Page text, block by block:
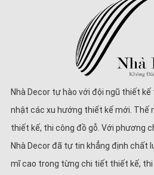
Nhà Decor tự hào với đội ngũ thiết
nhật các xu hướng thiết kế mới. Thế
thiết kế, thi công đồ gỗ. Với phương
Nhà Decor đã tự tin khẳng định chất
mĩ cao trong từng chi tiết thiết kế, thi